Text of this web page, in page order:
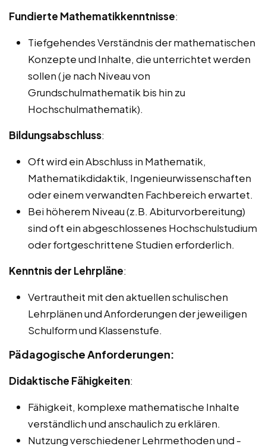
Fundierte Mathematikkenntnisse:
Tiefgehendes Verständnis der mathematischen
Konzepte und Inhalte, die unterrichtet werden
sollen (je nach Niveau von
Grundschulmathematik bis hin zu
Hochschulmathematik).
Bildungsabschluss:
Oft wird ein Abschluss in Mathematik,
Mathematikdidaktik, Ingenieurwissenschaften
oder einem verwandten Fachbereich erwartet.
Bei höherem Niveau (z.B. Abiturvorbereitung)
sind oft ein abgeschlossenes Hochschulstudium
oder fortgeschrittene Studien erforderlich.
Kenntnis der Lehrpläne:
Vertrautheit mit den aktuellen schulischen
Lehrplänen und Anforderungen der jeweiligen
Schulform und Klassenstufe.
Pädagogische Anforderungen:
Didaktische Fähigkeiten:
Fähigkeit, komplexe mathematische Inhalte
verständlich und anschaulich zu erklären.
Nutzung verschiedener Lehrmethoden und -